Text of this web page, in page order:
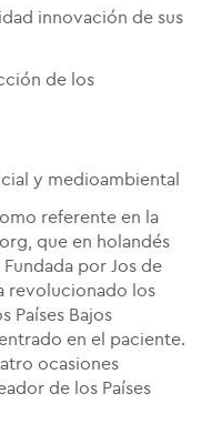
innovación de sus
de los
y medioambiental
referente en la
que en holandés
por Jos de
revolucionado los
Países Bajos
en el paciente.
ocasiones
de los Países